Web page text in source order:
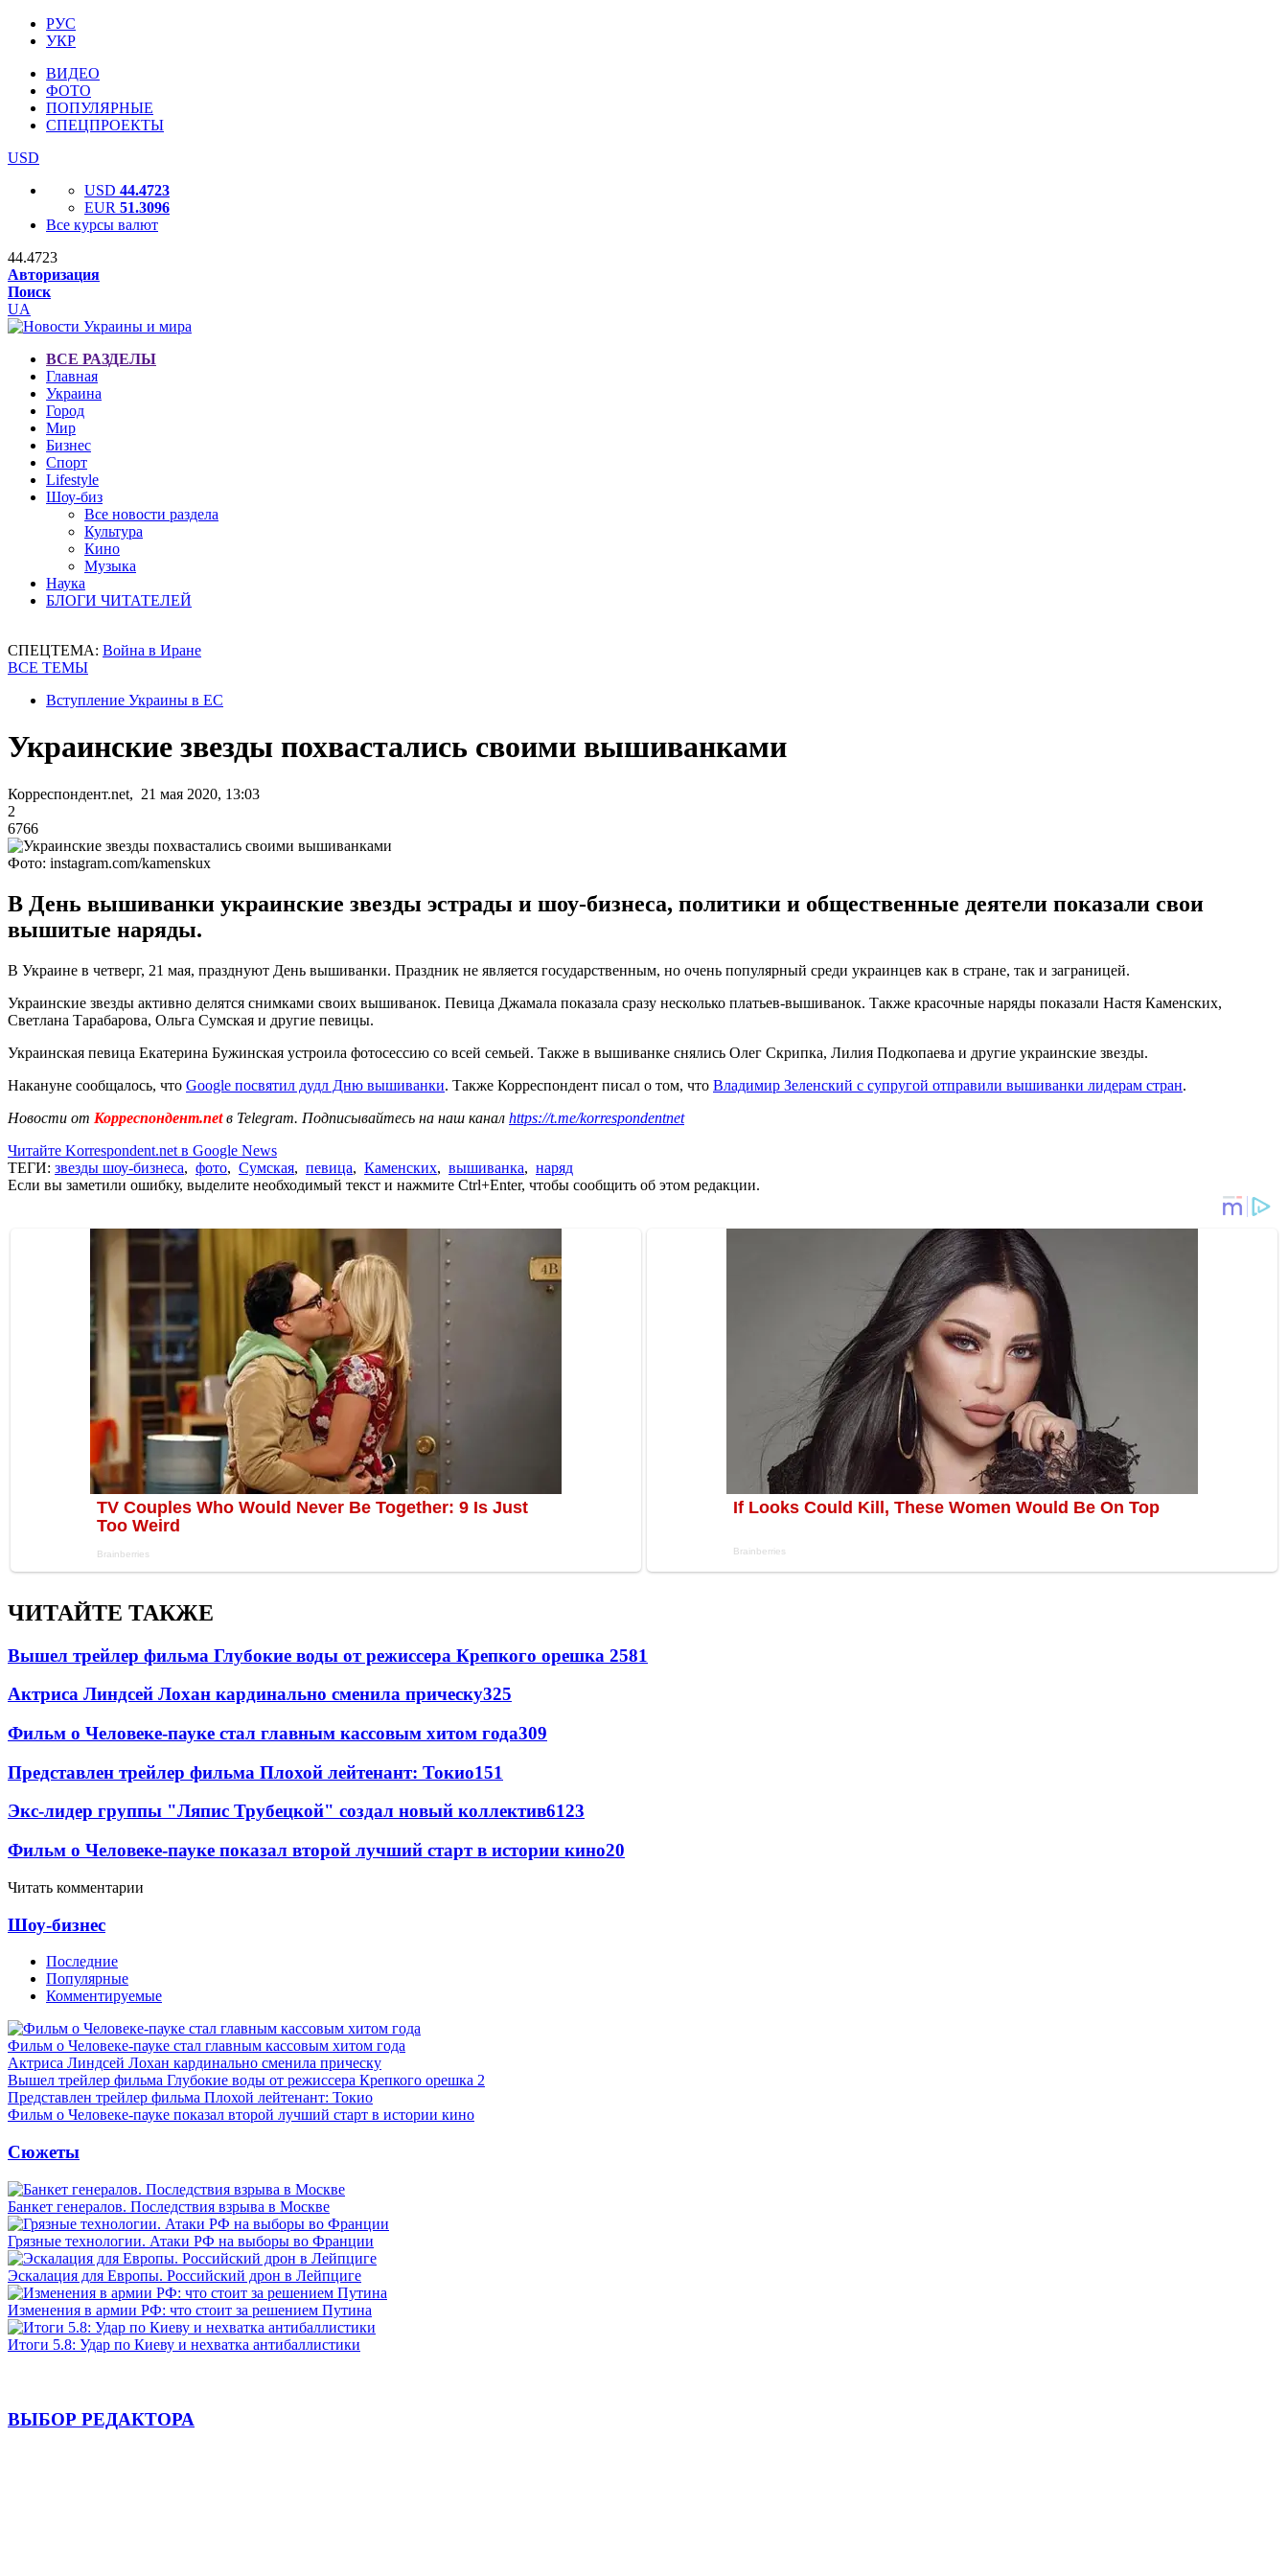
РУС
УКР
ВИДЕО
ФОТО
ПОПУЛЯРНЫЕ
СПЕЦПРОЕКТЫ
USD
USD 44.4723
EUR 51.3096
Все курсы валют
44.4723
Авторизация
Поиск
UA
ВСЕ РАЗДЕЛЫ
Главная
Украина
Город
Мир
Бизнес
Спорт
Lifestyle
Шоу-биз
Все новости раздела
Культура
Кино
Музыка
Наука
БЛОГИ ЧИТАТЕЛЕЙ
СПЕЦТЕМА: Война в Иране
ВСЕ ТЕМЫ
Вступление Украины в ЕС
Украинские звезды похвастались своими вышиванками
Корреспондент.net, 21 мая 2020, 13:03
2
6766
Фото: instagram.com/kamenskux
В День вышиванки украинские звезды эстрады и шоу-бизнеса, политики и общественные деятели показали свои
вышитые наряды.
В Украине в четверг, 21 мая, празднуют День вышиванки. Праздник не является государственным, но очень популярный среди украинцев как в стране, так и заграницей.
Украинские звезды активно делятся снимками своих вышиванок. Певица Джамала показала сразу несколько платьев-вышиванок. Также красочные наряды показали Настя Каменских,
Светлана Тарабарова, Ольга Сумская и другие певицы.
Украинская певица Екатерина Бужинская устроила фотосессию со всей семьей. Также в вышиванке снялись Олег Скрипка, Лилия Подкопаева и другие украинские звезды.
Накануне сообщалось, что Google посвятил дудл Дню вышиванки. Также Корреспондент писал о том, что Владимир Зеленский с супругой отправили вышиванки лидерам стран.
Новости от Корреспондент.netв Telegram. Подписывайтесь на наш канал https://t.me/korrespondentnet
Читайте Korrespondent.net в Google News
ТЕГИ: звезды шоу-бизнеса, фото, Сумская, певица, Каменских, вышиванка, наряд
Если вы заметили ошибку, выделите необходимый текст и нажмите Ctrl+Enter, чтобы сообщить об этом редакции.
ЧИТАЙТЕ ТАКЖЕ
Вышел трейлер фильма Глубокие воды от режиссера Крепкого орешка 2581
Актриса Линдсей Лохан кардинально сменила прическу325
Фильм о Человеке-пауке стал главным кассовым хитом года309
Представлен трейлер фильма Плохой лейтенант: Токио151
Экс-лидер группы "Ляпис Трубецкой" создал новый коллектив6123
Фильм о Человеке-пауке показал второй лучший старт в истории кино20
Читать комментарии
Шоу-бизнес
Последние
Популярные
Комментируемые
Фильм о Человеке-пауке стал главным кассовым хитом года
Актриса Линдсей Лохан кардинально сменила прическу
Вышел трейлер фильма Глубокие воды от режиссера Крепкого орешка 2
Представлен трейлер фильма Плохой лейтенант: Токио
Фильм о Человеке-пауке показал второй лучший старт в истории кино
Сюжеты
Банкет генералов. Последствия взрыва в Москве
Грязные технологии. Атаки РФ на выборы во Франции
Эскалация для Европы. Российский дрон в Лейпциге
Изменения в армии РФ: что стоит за решением Путина
Итоги 5.8: Удар по Киеву и нехватка антибаллистики
ВЫБОР РЕДАКТОРА